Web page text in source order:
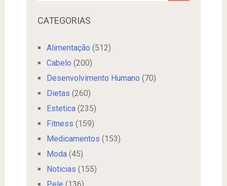
CATEGORIAS
Alimentação (512)
Cabelo (200)
Desenvolvimento Humano (70)
Dietas (260)
Estetica(235)
Fitness (159)
Medicamentos (153)
Moda(45)
Noticias (155)